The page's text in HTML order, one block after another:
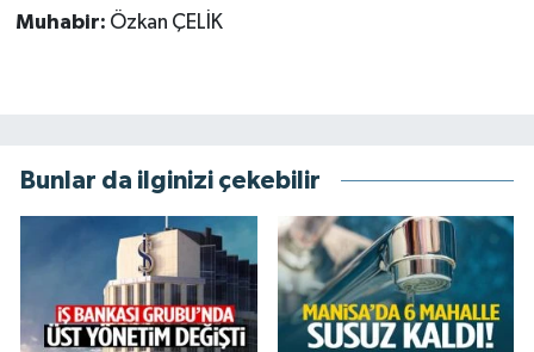
Muhabir: Özkan ÇELİK
Bunlar da ilginizi çekebilir